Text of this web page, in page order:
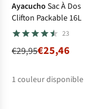
Ayacucho Sac À Dos
Clifton Packable 16L
23
€29,95€25,46
1 couleur disponible